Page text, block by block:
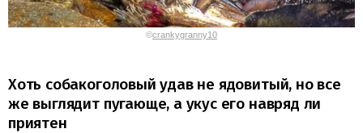
©crankygranny10
Хоть собакоголовый удав не ядовитый, но все
же выглядит пугающе, а укус его навряд ли
приятен